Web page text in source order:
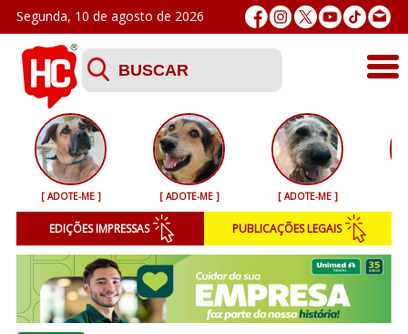
Segunda, 10 de agosto de 2026
Últimas
Esporte
Segurança
Geral
Variedades
[ ADOTE-ME ] [ ADOTE-ME ] [ ADOTE-ME ]
EDIÇÕES IMPRESSAS PUBLICAÇÕES LEGAIS